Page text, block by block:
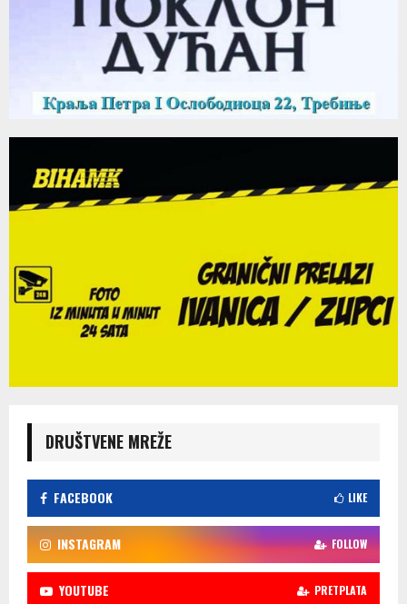
DRUŠTVENE MREŽE
FACEBOOK LIKE
INSTAGRAM FOLLOW
YOUTUBE PRETPLATA